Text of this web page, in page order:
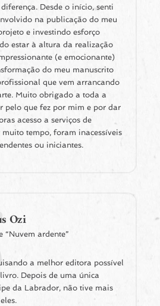
Desde o início, senti
na publicação do meu
e investindo esforço
estar à altura da realização
(e emocionante)
do meu manuscrito
que vem arrancando
Muito obrigado a toda a
pelo que fez por mim e por dar
acesso a serviços de
muito tempo, foram inacessíveis
ou iniciantes.
Ozi
“Nuvem ardente”
a melhor editora possível
Depois de uma única
da Labrador, não tive mais